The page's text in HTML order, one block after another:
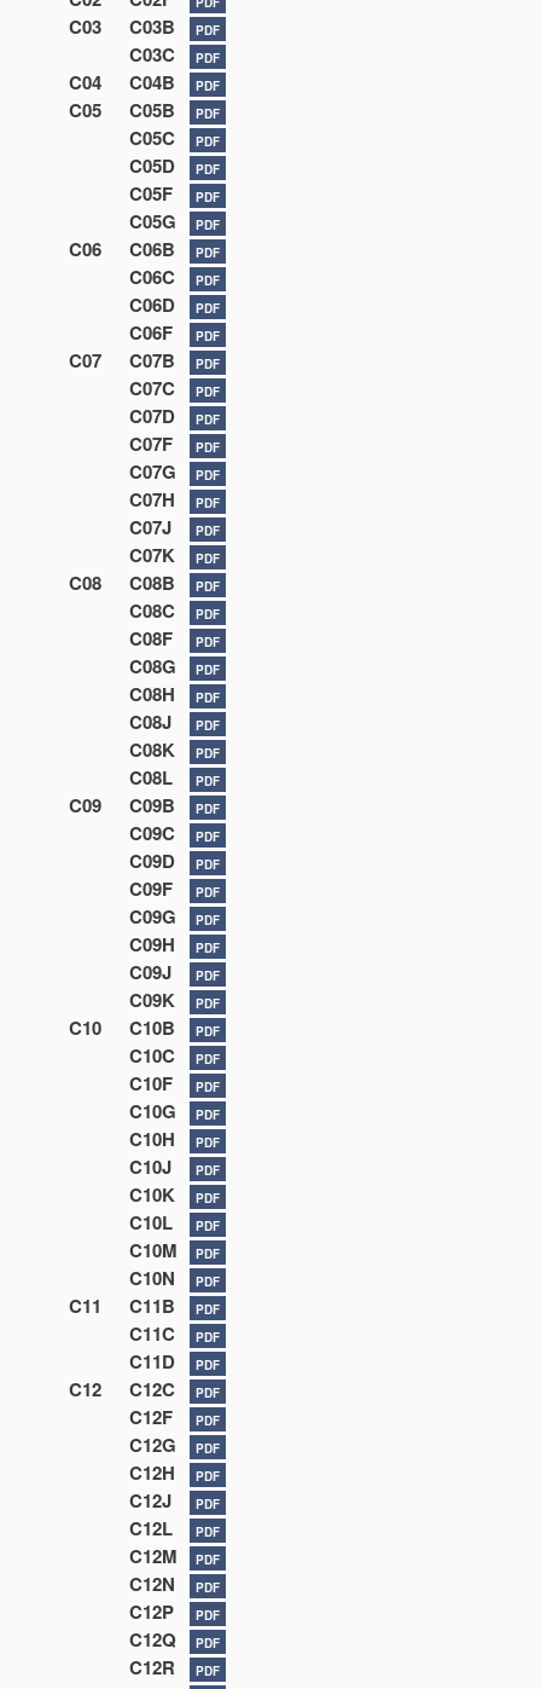
C03 C03B PDF
C03C PDF
C04 C04B PDF
C05 C05B PDF
C05C PDF
C05D PDF
C05F PDF
C05G PDF
C06 C06B PDF
C06C PDF
C06D PDF
C06F PDF
C07 C07B PDF
C07C PDF
C07D PDF
C07F PDF
C07G PDF
C07H PDF
C07J PDF
C07K PDF
C08 C08B PDF
C08C PDF
C08F PDF
C08G PDF
C08H PDF
C08J PDF
C08K PDF
C08L PDF
C09 C09B PDF
C09C PDF
C09D PDF
C09F PDF
C09G PDF
C09H PDF
C09J PDF
C09K PDF
C10 C10B PDF
C10C PDF
C10F PDF
C10G PDF
C10H PDF
C10J PDF
C10K PDF
C10L PDF
C10M PDF
C10N PDF
C11 C11B PDF
C11C PDF
C11D PDF
C12 C12C PDF
C12F PDF
C12G PDF
C12H PDF
C12J PDF
C12L PDF
C12M PDF
C12N PDF
C12P PDF
C12Q PDF
C12R PDF